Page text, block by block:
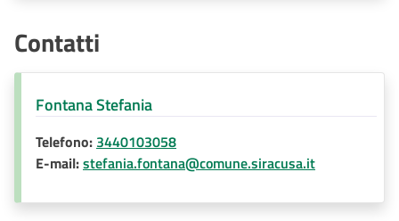
Contatti
Fontana Stefania
Telefono: 3440103058
E-mail:stefania.fontana@comune.siracusa.it